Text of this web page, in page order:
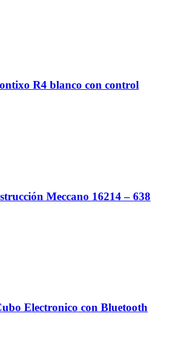
R4 blanco con control
Meccano 16214 – 638
Electronico con Bluetooth